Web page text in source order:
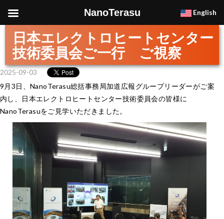
日本エレクトロヒートセンター
技術委員会ご一行 ご視察
2025-09-03
9月3日、NanoTerasu総括事務局加道広報グループリーダーがご案
内し、日本エレクトロヒートセンター技術委員会の皆様に
NanoTerasuをご見学いただきました。
NanoTerasu English